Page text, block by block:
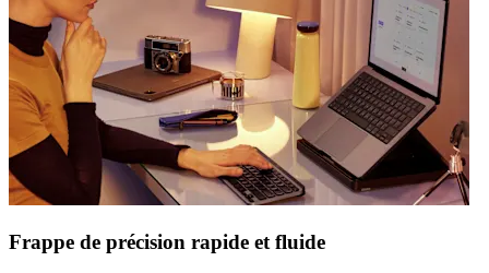
Frappe de précision rapide et fluide